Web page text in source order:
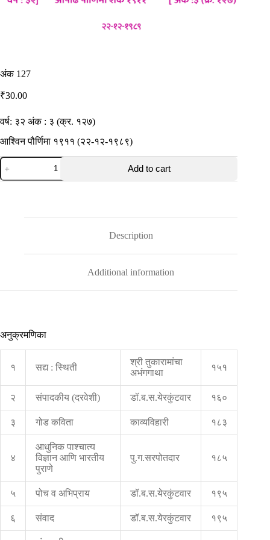
अंक 127
₹30.00
वर्ष: ३२ अंक : ३ (क्र. १२७)
आश्विन पौर्णिमा १९११ (२२-१२-१९८९)
अंक
127
quantity
Add to cart
Description
Additional information
अनुक्रमणिका
१ सद्य : स्थिती
श्री तुकारामांचा
अभंगगाथा
१५१
२ संपादकीय (दरवेशी) डॉ.ब.स.येरकुंटवार १६०
३ गोड कविता काव्यविहारी १८३
४
आधुनिक पाश्चात्य
विज्ञान आणि भारतीय
पुराणे
पु.ग.सरपोतदार १८५
५ पोच व अभिप्राय डॉ.ब.स.येरकुंटवार १९५
६ संवाद डॉ.ब.स.येरकुंटवार १९५